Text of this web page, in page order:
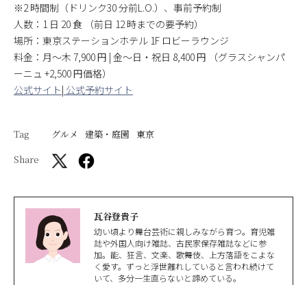
※2 時間制（ドリンク30 分前L.O.）、事前予約制
人数：1 日 20 食 （前日 12 時までの要予約）
場所：東京ステーションホテル 1F ロビーラウンジ
料金：月～木 7,900 円 | 金～日・祝日 8,400 円 （グラスシャンパ
ーニュ +2,500 円価格）
公式サイト| 公式予約サイト
Tag グルメ 建築・庭園
東京
Share
瓦谷登貴子
幼い頃より舞台芸術に親しみながら育つ。育児雑
誌や外国人向け雑誌、古民家保存雑誌などに参
加。能、狂言、文楽、歌舞伎、上方落語をこよな
く愛す。ずっと浮世離れしていると言われ続けて
いて、多分一生直らないと諦めている。